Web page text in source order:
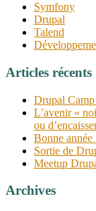
Symfony
Drupal
Talend
Articles récents
Drupal Camp
L’avenir «
ou
Bonne année
Sortie de
Meetup
Archives